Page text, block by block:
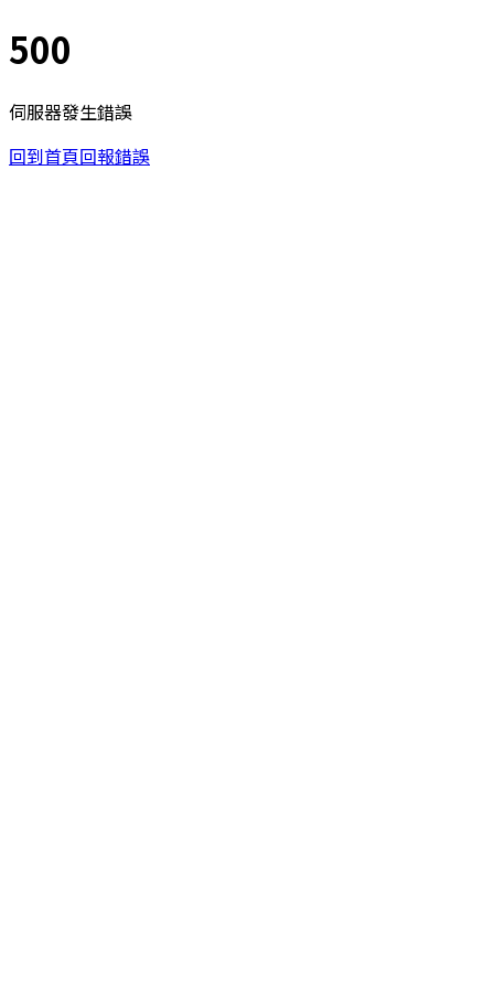
500
伺服器發生錯誤
回到首頁回報錯誤